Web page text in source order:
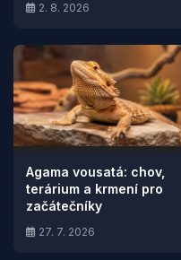
2. 8. 2026
Agama vousatá: chov,
terárium a krmení pro
začátečníky
27. 7. 2026